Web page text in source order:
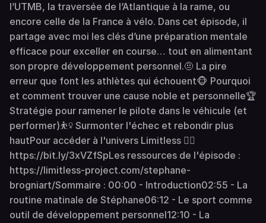
l’UTMB, la traversée de l’Atlantique à la rame, ou
encore celle de la France à vélo. Dans cet épisode, il
partage avec moi les clés d’une préparation mentale
efficace pour exceller en course… tout en alimentant
son propre développement personnel.🤨 La pire
erreur que font les athlètes qui échouent🐵 Pourquoi
et comment trouver une cause noble et personnelle🏆
Stratégie pour ramener le pilote dans le véhicule (et
performer)⛹️‍♀️ Surmonter l'échec et rebondir plus
hautPour accéder à l'univers Limitless 👉🏻
https://bit.ly/3xVZfSpLes ressources de l'épisode :
https://limitless-project.com/stephane-
brogniart/Sommaire : 00:00 - Introduction02:55 - La
routine matinale de Stéphane06:12 - Le sport comme
outil de développement personnel12:10 - La